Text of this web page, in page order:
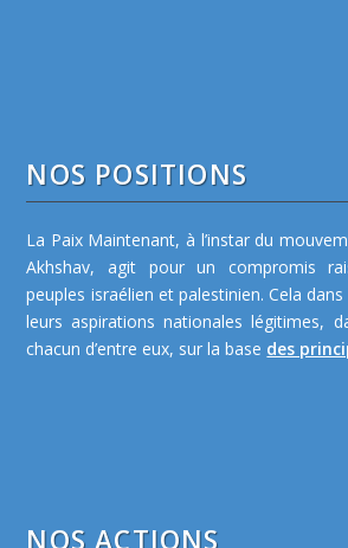
NOS POSITIONS
La Paix Maintenant, à l’instar du
Akhshav, agit pour un compromis
peuples israélien et palestinien. Cela
leurs aspirations nationales légitimes,
chacun d’entre eux, sur la base des
NOS ACTIONS